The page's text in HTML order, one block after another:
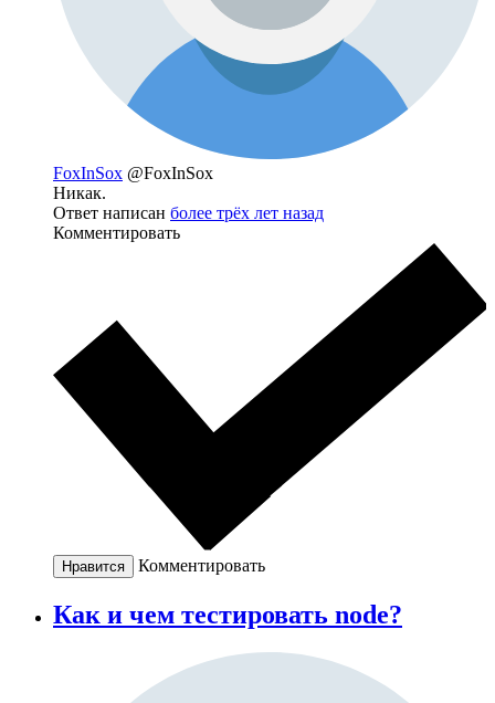
FoxInSox @FoxInSox
Никак.
Ответ написан более трёх лет назад
Комментировать
Нравится Комментировать
Как и чем тестировать node?